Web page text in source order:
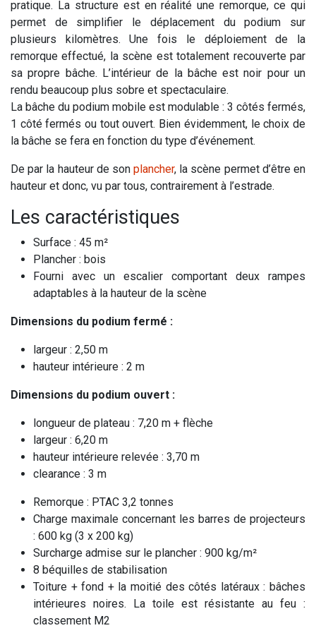
pratique. La structure est en réalité une remorque, ce qui
permet de simplifier le déplacement du podium sur
plusieurs kilomètres. Une fois le déploiement de la
remorque effectué, la scène est totalement recouverte par
sa propre bâche. L’intérieur de la bâche est noir pour un
rendu beaucoup plus sobre et spectaculaire.
La bâche du podium mobile est modulable : 3 côtés fermés,
1 côté fermés ou tout ouvert. Bien évidemment, le choix de
la bâche se fera en fonction du type d’événement.
De par la hauteur de sonplancher, la scène permet d’être en
hauteur et donc, vu par tous, contrairement à l’estrade.
Les caractéristiques
Surface : 45 m²
Plancher : bois
Fourni avec un escalier comportant deux rampes
adaptables à la hauteur de la scène
Dimensions du podium fermé :
largeur : 2,50 m
hauteur intérieure : 2 m
Dimensions du podium ouvert :
longueur de plateau : 7,20 m + flèche
largeur : 6,20 m
hauteur intérieure relevée : 3,70 m
clearance : 3 m
Remorque : PTAC 3,2 tonnes
Charge maximale concernant les barres de projecteurs
: 600 kg (3 x 200 kg)
Surcharge admise sur le plancher : 900 kg/m²
8 béquilles de stabilisation
Toiture + fond + la moitié des côtés latéraux : bâches
intérieures noires. La toile est résistante au feu :
classement M2